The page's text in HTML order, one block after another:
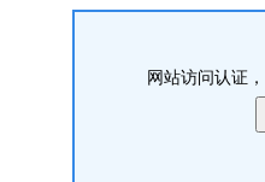
网站访问认证